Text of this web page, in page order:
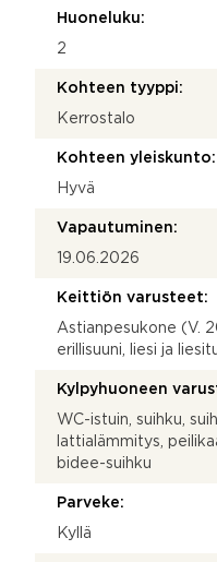
Huoneluku:
2
Kohteen tyyppi:
Kerrostalo
Kohteen yleiskunto:
Hyvä
Vapautuminen:
19.06.2026
Keittiön varusteet:
Astianpesukone (V.
erillisuuni, liesi ja
Kylpyhuoneen
WC-istuin, suihku,
lattialämmitys,
bidee-suihku
Parveke:
Kyllä